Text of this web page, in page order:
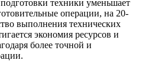
техники уменьшает
операции, на 20-
выполнения технических
экономия ресурсов и
более точной и